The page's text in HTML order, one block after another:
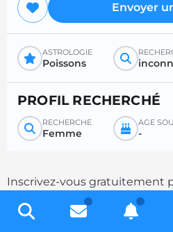
Envoyer
ASTROLOGIE
Poissons
PROFIL RECHERCHÉ
RECHERCHE
Femme
ÂGE
-
Inscrivez-vous gratuitement
milliers de profils et multipliez
contacts en complétant